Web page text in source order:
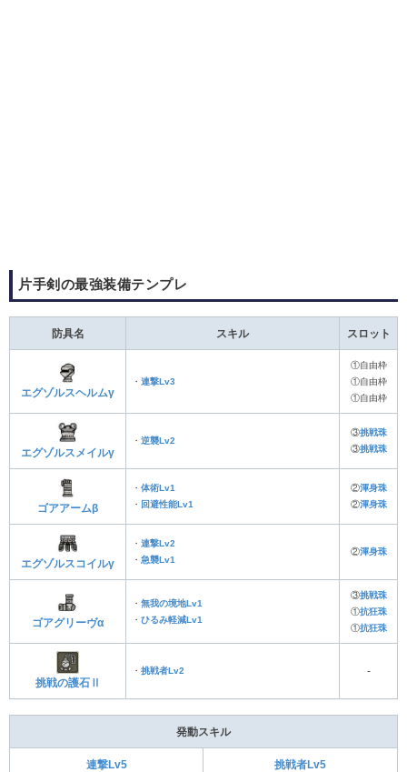
片手剣の最強装備テンプレ
防具名 スキル スロット
エグゾルスヘルムγ
・ 連撃Lv3
①自由枠
①自由枠
①自由枠
エグゾルスメイルγ
・ 逆襲Lv2
③挑戦珠
③挑戦珠
ゴアアームβ
・ 体術Lv1
・ 回避性能Lv1
②渾身珠
②渾身珠
エグゾルスコイルγ
・ 連撃Lv2
・ 急襲Lv1
②渾身珠
ゴアグリーヴα
・ 無我の境地Lv1
・ ひるみ軽減Lv1
③挑戦珠
①抗狂珠
①抗狂珠
挑戦の護石Ⅱ
・ 挑戦者Lv2 ‐
発動スキル
連撃Lv5 挑戦者Lv5